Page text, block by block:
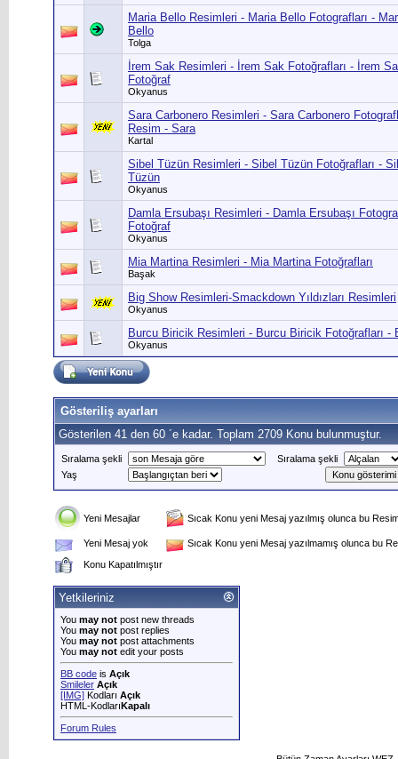
Maria Bello Resimleri - Maria Bello Fotografları -
Bello
Tolga
İrem Sak Resimleri - İrem Sak Fotoğrafları - İrem
Fotoğraf
Okyanus
Sara Carbonero Resimleri - Sara Carbonero
Resim - Sara
Kartal
Sibel Tüzün Resimleri - Sibel Tüzün Fotoğrafları -
Tüzün
Okyanus
Damla Ersubaşı Resimleri - Damla Ersubaşı
Fotoğraf
Okyanus
Mia Martina Resimleri - Mia Martina Fotoğrafları
Başak
Big Show Resimleri-Smackdown Yıldızları Resimleri
Okyanus
Burcu Biricik Resimleri - Burcu Biricik Fotoğrafları -
Okyanus
Gösteriliş ayarları
Gösterilen 41 den 60 ´e kadar. Toplam 2709 Konu bulunmuştur.
Sıralama şekli
Sıralama şekli
Yaş
Yeni Mesajlar Sıcak Konu yeni Mesaj yazılmış olunca bu
Yeni Mesaj yok
Sıcak Konu yeni Mesaj yazılmamış olunca bu
Konu Kapatılmıştır
Yetkileriniz
You may not post new threads
You may not post replies
You may not post attachments
You may not edit your posts
BB code is Açık
Smileler Açık
[IMG] Kodları Açık
HTML-KodlarıKapalı
Forum Rules